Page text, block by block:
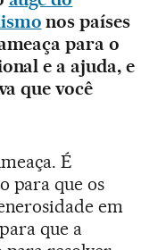
nos países
para o
e a ajuda, e
que você
É
para que os
em
que a